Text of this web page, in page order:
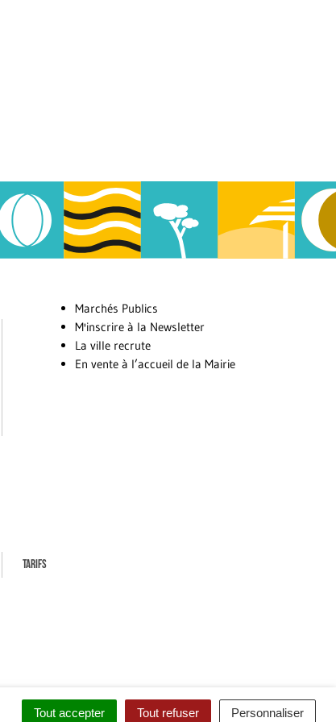
Tout accepter Tout refuser Personnaliser
Marchés Publics
M'inscrire à la Newsletter
La ville recrute
En vente à l’accueil de la Mairie
TARIFS